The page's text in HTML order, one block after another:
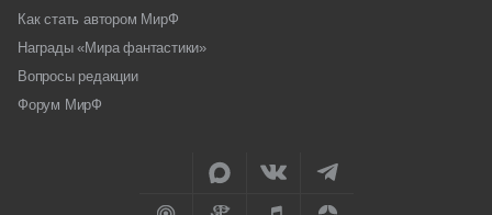
Как стать автором МирФ
Награды «Мира фантастики»
Вопросы редакции
Форум МирФ